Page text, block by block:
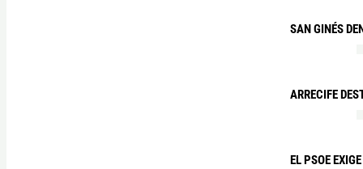
SAN GINÉS
ARRECIFE
EL PSOE